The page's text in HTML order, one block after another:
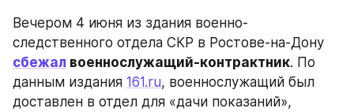
Вечером 4 июня из здания военно-
сбежал военнослужащий-контрактник. По
данным издания 161.ru, военнослужащий был
доставлен в отдел для «дачи показаний»,